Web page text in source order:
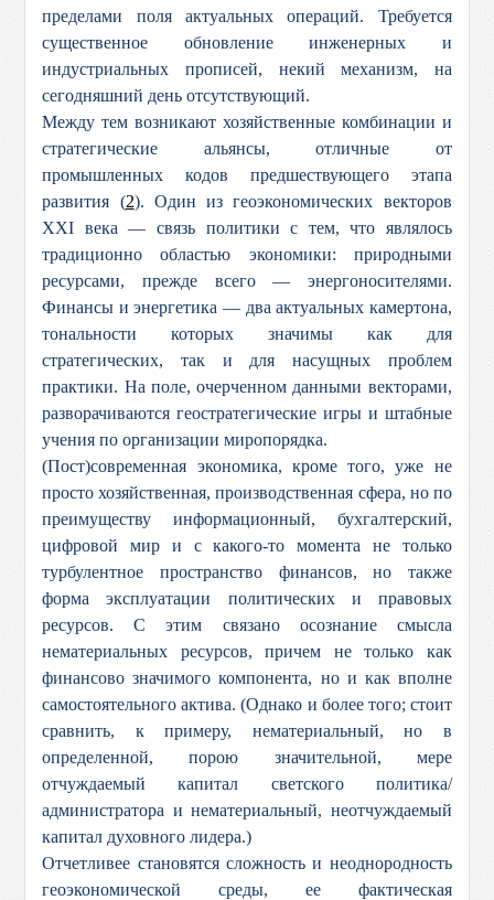
пределами поля актуальных операций. Требуется
существенное обновление инженерных и
индустриальных прописей, некий механизм, на
сегодняшний день отсутствующий.
Между тем возникают хозяйственные комбинации и
стратегические альянсы, отличные от
промышленных кодов предшествующего этапа
развития (2). Один из геоэкономических векторов
XXI века — связь политики с тем, что являлось
традиционно областью экономики: природными
ресурсами, прежде всего — энергоносителями.
Финансы и энергетика — два актуальных камертона,
тональности которых значимы как для
стратегических, так и для насущных проблем
практики. На поле, очерченном данными векторами,
разворачиваются геостратегические игры и штабные
учения по организации миропорядка.
(Пост)современная экономика, кроме того, уже не
просто хозяйственная, производственная сфера, но по
преимуществу информационный, бухгалтерский,
цифровой мир и с какого-то момента не только
турбулентное пространство финансов, но также
форма эксплуатации политических и правовых
ресурсов. С этим связано осознание смысла
нематериальных ресурсов, причем не только как
финансово значимого компонента, но и как вполне
самостоятельного актива. (Однако и более того; стоит
сравнить, к примеру, нематериальный, но в
определенной, порою значительной, мере
отчуждаемый капитал светского политика/
администратора и нематериальный, неотчуждаемый
капитал духовного лидера.)
Отчетливее становятся сложность и неоднородность
геоэкономической среды, ее фактическая